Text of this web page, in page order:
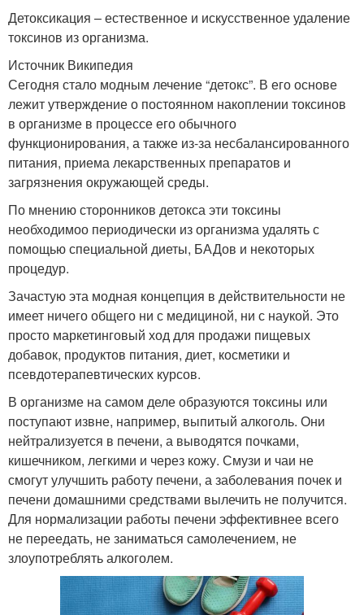
Детоксикация – естественное и искусственное удаление
токсинов из организма.
Источник Википедия
Сегодня стало модным лечение “детокс”. В его основе
лежит утверждение о постоянном накоплении токсинов
в организме в процессе его обычного
функционирования, а также из-за несбалансированного
питания, приема лекарственных препаратов и
загрязнения окружающей среды.
По мнению сторонников детокса эти токсины
необходимоо периодически из организма удалять с
помощью специальной диеты, БАДов и некоторых
процедур.
Зачастую эта модная концепция в действительности не
имеет ничего общего ни с медициной, ни с наукой. Это
просто маркетинговый ход для продажи пищевых
добавок, продуктов питания, диет, косметики и
псевдотерапевтических курсов.
В организме на самом деле образуются токсины или
поступают извне, например, выпитый алкоголь. Они
нейтрализуется в печени, а выводятся почками,
кишечником, легкими и через кожу. Смузи и чаи не
смогут улучшить работу печени, а заболевания почек и
печени домашними средствами вылечить не получится.
Для нормализации работы печени эффективнее всего
не переедать, не заниматься самолечением, не
злоупотреблять алкоголем.